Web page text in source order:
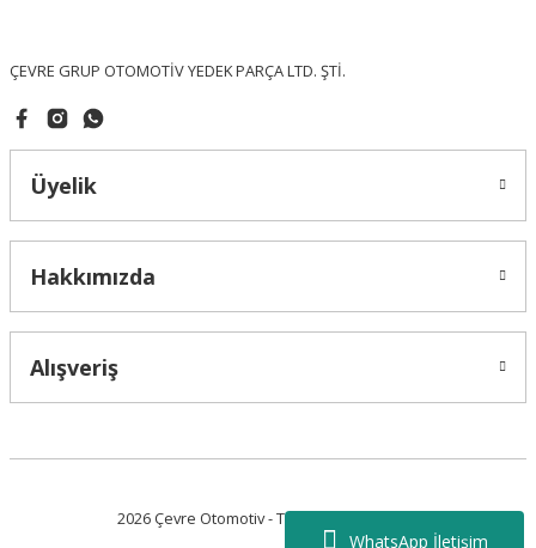
WhatsApp İletişim
ÇEVRE GRUP OTOMOTİV YEDEK PARÇA LTD. ŞTİ.
Üyelik
Hakkımızda
Alışveriş
2026 Çevre Otomotiv - Tüm Hakları Saklıdır.